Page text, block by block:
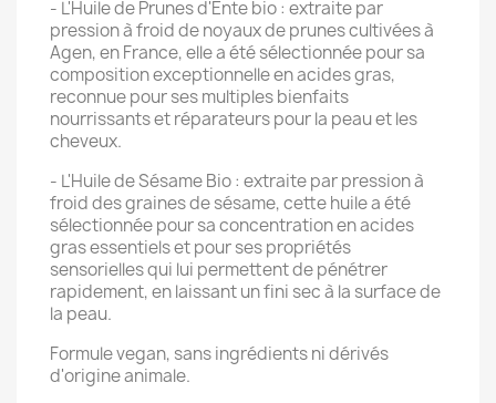
- L'Huile de Prunes d'Ente bio : extraite par
pression à froid de noyaux de prunes cultivées à
Agen, en France, elle a été sélectionnée pour sa
composition exceptionnelle en acides gras,
reconnue pour ses multiples bienfaits
nourrissants et réparateurs pour la peau et les
cheveux.
- L'Huile de Sésame Bio : extraite par pression à
froid des graines de sésame, cette huile a été
sélectionnée pour sa concentration en acides
gras essentiels et pour ses propriétés
sensorielles qui lui permettent de pénétrer
rapidement, en laissant un fini sec à la surface de
la peau.
Formule vegan, sans ingrédients ni dérivés
d'origine animale.